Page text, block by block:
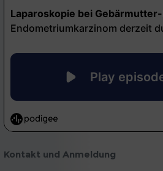
Kontakt und Anmeldung